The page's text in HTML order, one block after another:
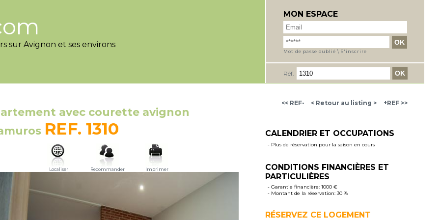
sur Avignon et ses environs
MON ESPACE
Mot de passe oublié \ S'inscrire
Réf.
avec courette avignon
REF. 1310
Localiser Recommander Imprimer
<< REF- < Retour au listing > +REF >>
CALENDRIER ET OCCUPATIONS
- Plus de réservation pour la saison en cours
CONDITIONS FINANCIÈRES ET
PARTICULIÈRES
- Garantie financière: 1000 €
- Montant de la réservation: 30 %
RÉSERVEZ CE LOGEMENT